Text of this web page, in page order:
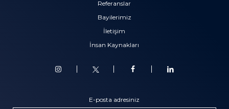
Referanslar
Bayilerimiz
İletişim
İnsan Kaynakları
E-posta adresiniz